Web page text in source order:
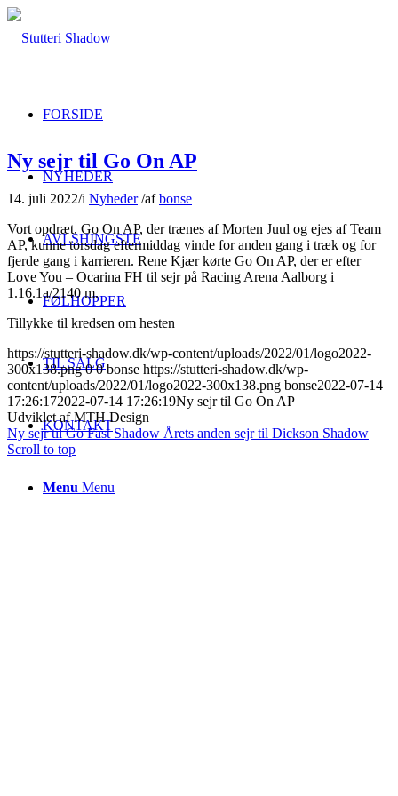
FORSIDE
NYHEDER
AVLSHINGSTE
FØLHOPPER
TIL SALG
KONTAKT
Menu Menu
Ny sejr til Go On AP
14. juli 2022/i Nyheder /afbonse
Vort opdræt, Go On AP, der trænes af Morten Juul og ejes af Team
AP, kunne torsdag eftermiddag vinde for anden gang i træk og for
fjerde gang i karrieren. Rene Kjær kørte Go On AP, der er efter
Love You – Ocarina FH til sejr på Racing Arena Aalborg i
1.16.1a/2140 m.
Tillykke til kredsen om hesten
https://stutteri-shadow.dk/wp-content/uploads/2022/01/logo2022-
300x138.png 0 0 bonse https://stutteri-shadow.dk/wp-
content/uploads/2022/01/logo2022-300x138.png bonse2022-07-14
17:26:172022-07-14 17:26:19Ny sejr til Go On AP
Udviklet af MTH Design
Ny sejr til Go Fast Shadow Årets anden sejr til Dickson Shadow
Scroll to top